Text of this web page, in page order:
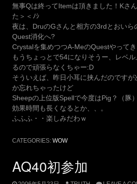
無事Qは終ってItemは頂きました！Kさ
た＞＜ﾉｼ
夜は、DruのGさんと相方の3rdとおい
Quest消化へ?
Crystalを集めつつA-MeのQuestやってき
もうちょっとで54になりそうー、レベ
るので頑張らなくちゃー:D
そういえば、昨日小耳に挟んだのです
か忘れちゃったけど
Sheepの上位版Spellで今度はPig？（豚
効果時間も長くなるとか、、。
ふふふ・・楽しみだわｗ
CATEGORIES: WOW
AQ40初参加